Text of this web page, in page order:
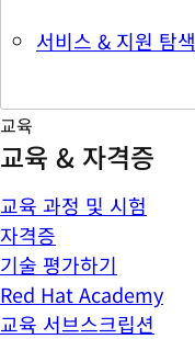
서비스 & 지원 탐색
교육
교육 & 자격증
교육 과정 및 시험
자격증
기술 평가하기
Red Hat Academy
교육 서브스크립션